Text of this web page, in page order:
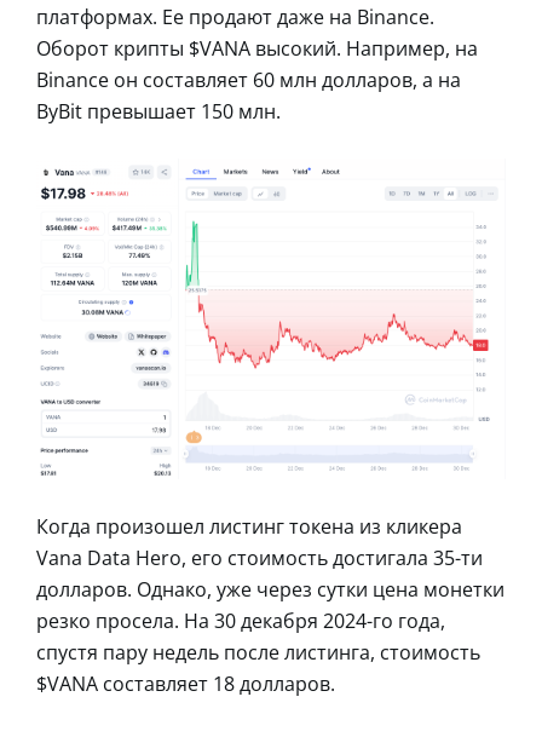
платформах. Ее продают даже на Binance.
Оборот крипты $VANA высокий. Например, на
Binance он составляет 60 млн долларов, а на
ByBit превышает 150 млн.
Когда произошел листинг токена из кликера
Vana Data Hero, его стоимость достигала 35-ти
долларов. Однако, уже через сутки цена монетки
резко просела. На 30 декабря 2024-го года,
спустя пару недель после листинга, стоимость
$VANA составляет 18 долларов.